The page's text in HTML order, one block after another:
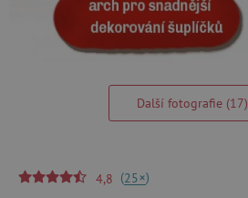
Další fotografie (17)
4,8 (25+)